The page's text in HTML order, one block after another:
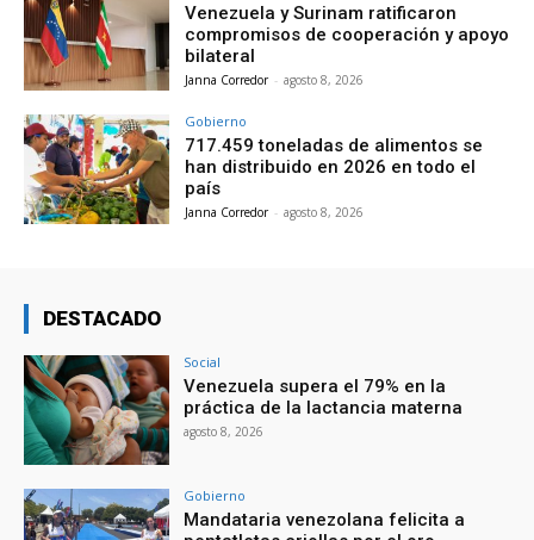
Venezuela y Surinam ratificaron
compromisos de cooperación y apoyo
bilateral
Janna Corredor - agosto 8, 2026
Gobierno
717.459 toneladas de alimentos se
han distribuido en 2026 en todo el
país
Janna Corredor - agosto 8, 2026
DESTACADO
Social
Venezuela supera el 79% en la
práctica de la lactancia materna
agosto 8, 2026
Gobierno
Mandataria venezolana felicita a